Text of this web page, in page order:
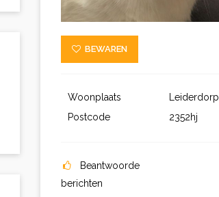
BEWAREN
Woonplaats
Leiderdorp
Postcode
2352hj
Beantwoorde
berichten